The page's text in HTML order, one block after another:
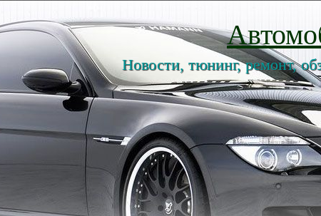
Новости, тюнинг, ремонт,